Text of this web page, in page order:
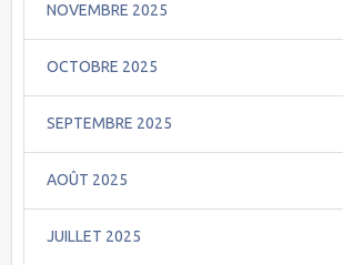
NOVEMBRE 2025
OCTOBRE 2025
SEPTEMBRE 2025
AOÛT 2025
JUILLET 2025